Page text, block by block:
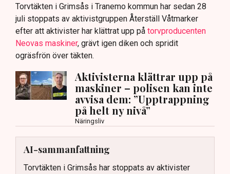
Torvtäkten i Grimsås i Tranemo kommun har sedan 28
juli stoppats av aktivistgruppen Återställ Våtmarker
efter att aktivister har klättrat upp på torvproducenten
Neovas maskiner, grävt igen diken och spridit
ogräsfrön över täkten.
Aktivisterna klättrar upp på
maskiner – polisen kan inte
avvisa dem: ”Upptrappning
på helt ny nivå”
Näringsliv
AI-sammanfattning
Torvtäkten i Grimsås har stoppats av aktivister